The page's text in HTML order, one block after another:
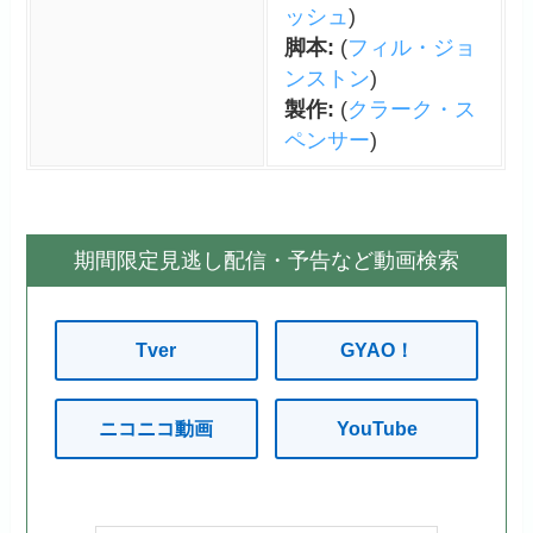
ッシュ )
脚本: (フィル・ジョ
ンストン)
製作: (クラーク・ス
ペンサー)
期間限定見逃し配信・予告など動画検索
Tver GYAO！
ニコニコ動画 YouTube